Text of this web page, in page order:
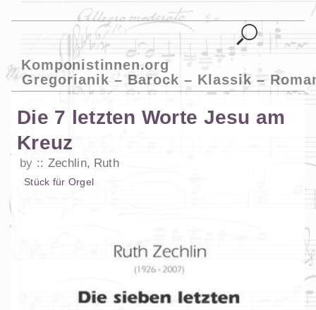
Komponistinnen.org
Gregorianik – Barock – Klassik –
Die 7 letzten Worte Jesu am
Kreuz
by Zechlin, Ruth
Stück für Orgel